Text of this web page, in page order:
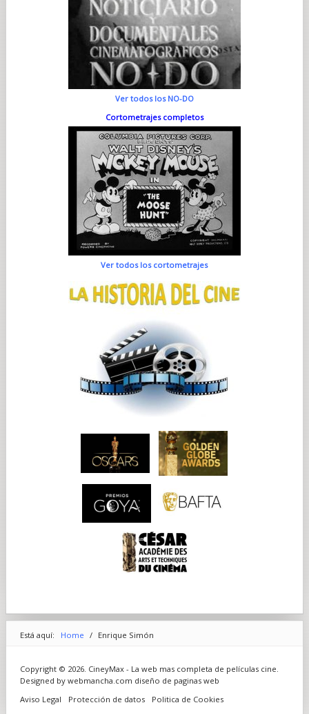
Ver todos los NO-DO
Cortometrajes completos
Ver todos los cortometrajes
Está aquí: Home / Enrique Simón
Copyright © 2026. CineyMax - La web mas completa de películas cine.
Designed by webmancha.com diseño de paginas web
Aviso Legal
Protección de datos Politica de Cookies